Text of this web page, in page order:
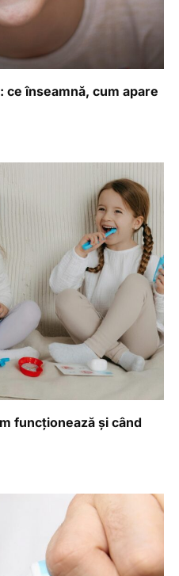
înseamnă, cum apare
funcționează și când